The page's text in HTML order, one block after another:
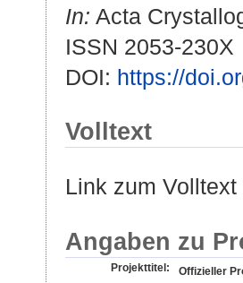
In: Acta
ISSN 2053-230X
DOI: https://
Volltext
Link zum
Angaben zu
Projekttitel:
Offizieller